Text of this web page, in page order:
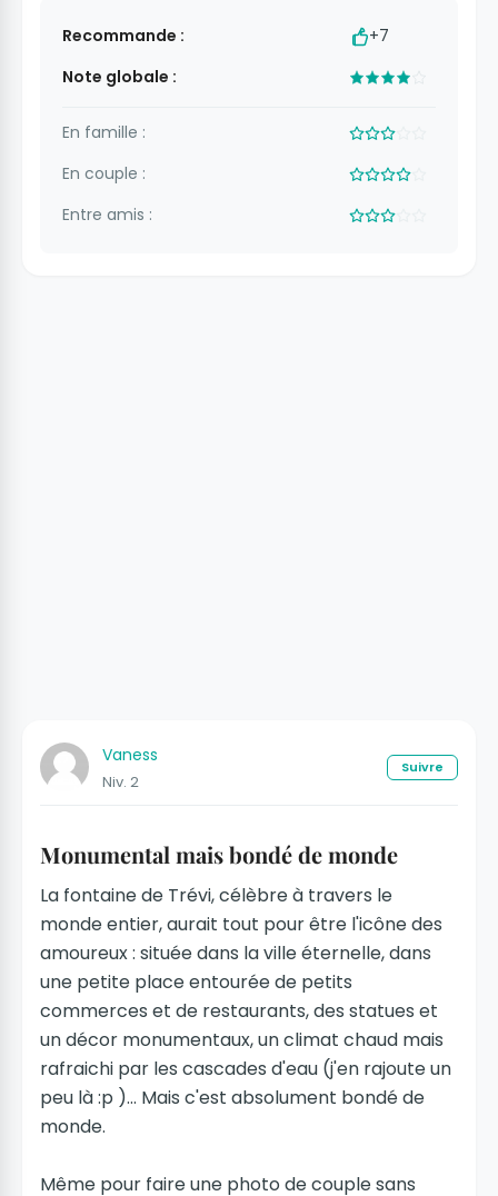
Recommande :
+7
Note globale :
En famille :
En couple :
Entre amis :
Vaness
Niv. 2
Suivre
Monumental mais bondé de monde
La fontaine de Trévi, célèbre à travers le
monde entier, aurait tout pour être l'icône des
amoureux : située dans la ville éternelle, dans
une petite place entourée de petits
commerces et de restaurants, des statues et
un décor monumentaux, un climat chaud mais
rafraichi par les cascades d'eau (j'en rajoute un
peu là :p )... Mais c'est absolument bondé de
monde.
Même pour faire une photo de couple sans